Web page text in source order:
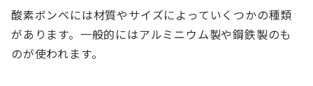
酸素ボンベには材質やサイズによっていくつかの種類
があります。一般的にはアルミニウム製や鋼鉄製のも
のが使われます。